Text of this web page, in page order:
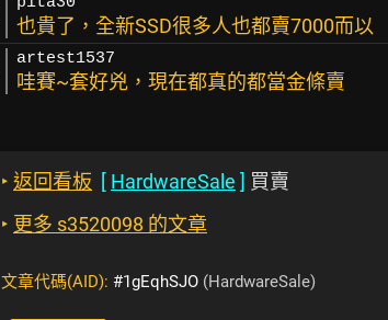
也貴了，全新SSD很多人也都賣7000而以
artest1537
哇賽~套好兇，現在都真的都當金條賣
‣ 返回看板 [ HardwareSale ] 買賣
‣ 更多 s3520098 的文章
文章代碼(AID): #1gEqhSJO (HardwareSale)